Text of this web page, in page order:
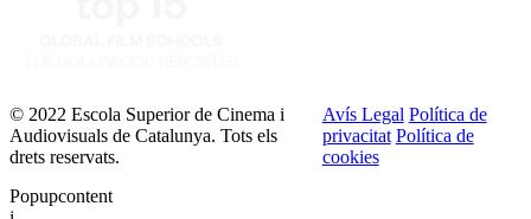
© 2022 Escola Superior de Cinema i
Audiovisuals de Catalunya. Tots els
drets reservats.
Avís Legal Política de
privacitat Política de
cookies
Popupcontent